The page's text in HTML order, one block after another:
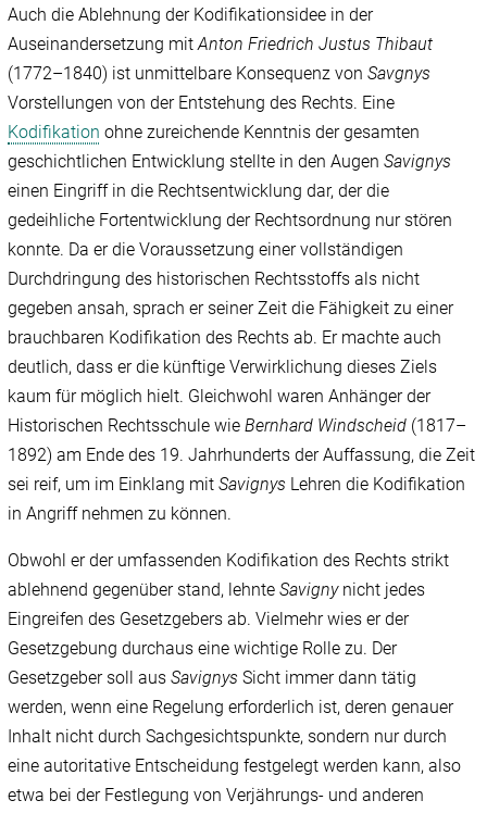
Auch die Ablehnung der Kodifikationsidee in der
Auseinandersetzung mitAnton Friedrich Justus Thibaut
(1772–1840) ist unmittelbare Konsequenz vonSavgnys
Vorstellungen von der Entstehung des Rechts. Eine
Kodifikation ohne zureichende Kenntnis der gesamten
geschichtlichen Entwicklung stellte in den AugenSavignys
einen Eingriff in die Rechtsentwicklung dar, der die
gedeihliche Fortentwicklung der Rechtsordnung nur stören
konnte. Da er die Voraussetzung einer vollständigen
Durchdringung des historischen Rechtsstoffs als nicht
gegeben ansah, sprach er seiner Zeit die Fähigkeit zu einer
brauchbaren Kodifikation des Rechts ab. Er machte auch
deutlich, dass er die künftige Verwirklichung dieses Ziels
kaum für möglich hielt. Gleichwohl waren Anhänger der
Historischen Rechtsschule wieBernhard Windscheid (1817–
1892) am Ende des 19. Jahrhunderts der Auffassung, die Zeit
sei reif, um im Einklang mitSavignys Lehren die Kodifikation
in Angriff nehmen zu können.
Obwohl er der umfassenden Kodifikation des Rechts strikt
ablehnend gegenüber stand, lehnteSavignynicht jedes
Eingreifen des Gesetzgebers ab. Vielmehr wies er der
Gesetzgebung durchaus eine wichtige Rolle zu. Der
Gesetzgeber soll ausSavignys Sicht immer dann tätig
werden, wenn eine Regelung erforderlich ist, deren genauer
Inhalt nicht durch Sachgesichtspunkte, sondern nur durch
eine autoritative Entscheidung festgelegt werden kann, also
etwa bei der Festlegung von Verjährungs- und anderen